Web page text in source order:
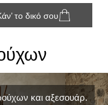
το δικό σου
και αξεσουάρ.